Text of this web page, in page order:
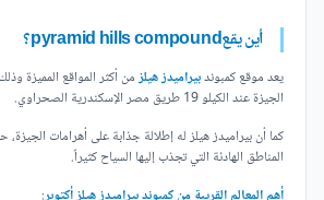
أين يقعpyramid hills compound؟
يعد موقع كمبوندبيراميدز هيلزمن أكثر المواقع المميزة
الجيزة عند الكيلو 19 طريق مصر الإسكندرية الصحراوي.
كما أن بيراميدز هيلز له إطلالة جذابة على أهرامات
المناطق الهادئة التي تجذب إليها السياح كثيراً.